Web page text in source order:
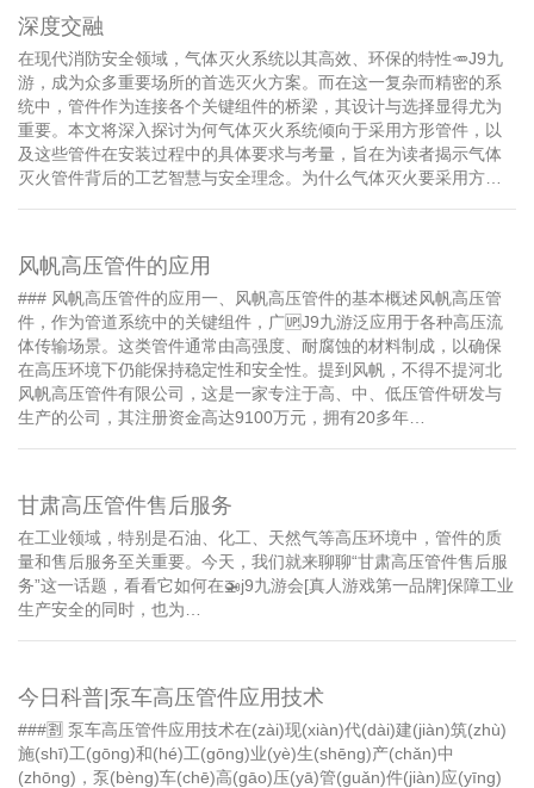
深度交融
在现代消防安全领域，气体灭火系统以其高效、环保的特性🥕J9九
游，成为众多重要场所的首选灭火方案。而在这一复杂而精密的系
统中，管件作为连接各个关键组件的桥梁，其设计与选择显得尤为
重要。本文将深入探讨为何气体灭火系统倾向于采用方形管件，以
及这些管件在安装过程中的具体要求与考量，旨在为读者揭示气体
灭火管件背后的工艺智慧与安全理念。为什么气体灭火要采用方…
风帆高压管件的应用
### 风帆高压管件的应用一、风帆高压管件的基本概述风帆高压管
件，作为管道系统中的关键组件，广🆙J9九游泛应用于各种高压流
体传输场景。这类管件通常由高强度、耐腐蚀的材料制成，以确保
在高压环境下仍能保持稳定性和安全性。提到风帆，不得不提河北
风帆高压管件有限公司，这是一家专注于高、中、低压管件研发与
生产的公司，其注册资金高达9100万元，拥有20多年…
甘肃高压管件售后服务
在工业领域，特别是石油、化工、天然气等高压环境中，管件的质
量和售后服务至关重要。今天，我们就来聊聊“甘肃高压管件售后服
务”这一话题，看看它如何在🚁j9九游会[真人游戏第一品牌]保障工业
生产安全的同时，也为…
今日科普|泵车高压管件应用技术
###🈹 泵车高压管件应用技术在(zài)现(xiàn)代(dài)建(jiàn)筑(zhù)
施(shī)工(gōng)和(hé)工(gōng)业(yè)生(shēng)产(chǎn)中
(zhōng)，泵(bèng)车(chē)高(gāo)压(yā)管(guǎn)件(jiàn)应(yīng)